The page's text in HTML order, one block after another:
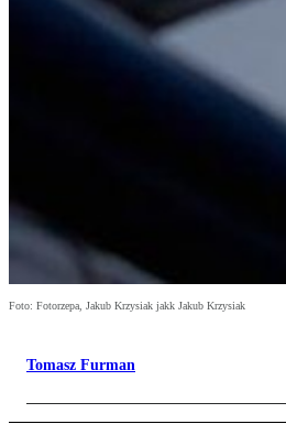
Foto: Fotorzepa, Jakub Krzysiak jakk Jakub Krzysiak
Tomasz Furman